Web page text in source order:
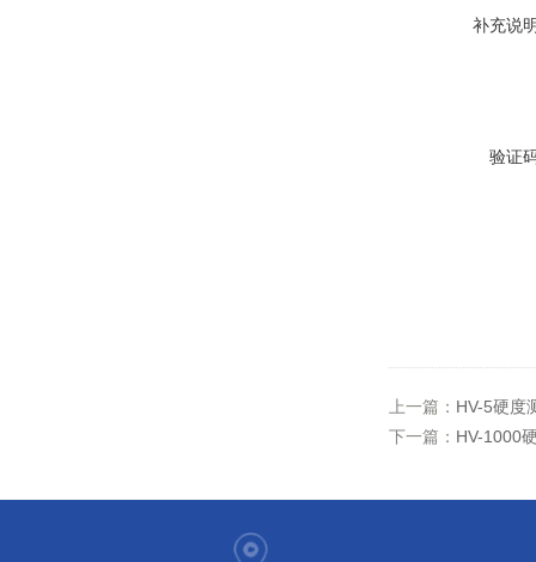
补充说
验证
上一篇： HV-5硬度
下一篇： HV-1000